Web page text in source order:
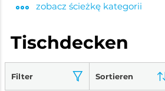
zobacz ścieżkę kategorii
Tischdecken
Filter Sortieren